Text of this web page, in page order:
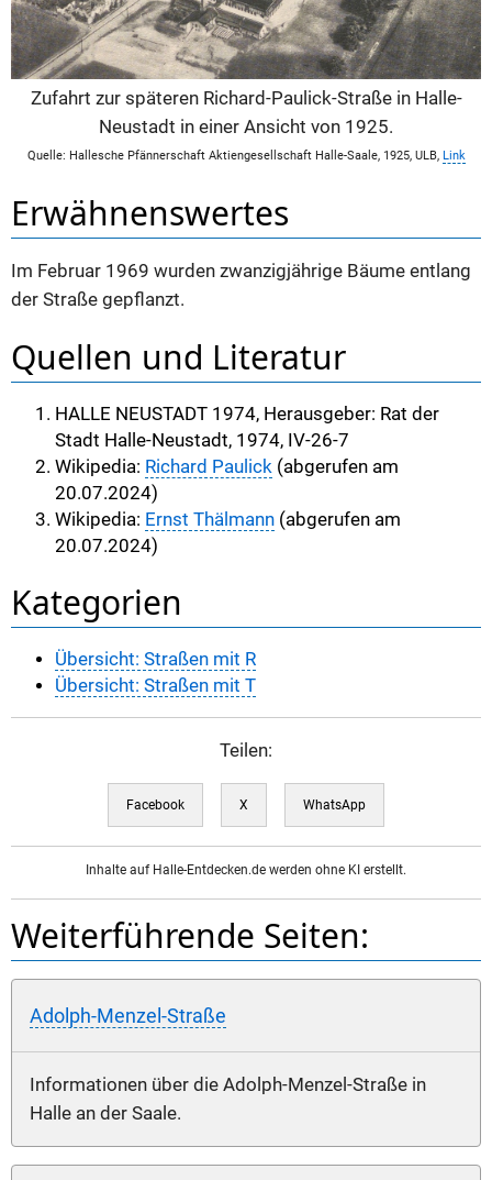
Zufahrt zur späteren Richard-Paulick-Straße in Halle-
Neustadt in einer Ansicht von 1925.
Quelle: Hallesche Pfännerschaft Aktiengesellschaft Halle-Saale, 1925, ULB, Link
Erwähnenswertes
Im Februar 1969 wurden zwanzigjährige Bäume entlang
der Straße gepflanzt.
Quellen und Literatur
HALLE NEUSTADT 1974, Herausgeber: Rat der
Stadt Halle-Neustadt, 1974, IV-26-7
Wikipedia: Richard Paulick (abgerufen am
20.07.2024)
Wikipedia: Ernst Thälmann (abgerufen am
20.07.2024)
Kategorien
Übersicht: Straßen mit R
Übersicht: Straßen mit T
Teilen:
Facebook X WhatsApp
Inhalte auf Halle-Entdecken.de werden ohne KI erstellt.
Weiterführende Seiten:
Adolph-Menzel-Straße
Informationen über die Adolph-Menzel-Straße in
Halle an der Saale.